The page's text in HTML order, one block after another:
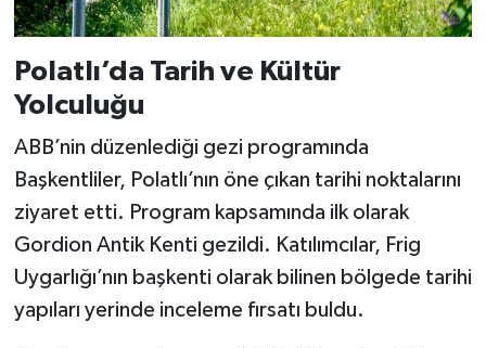
Polatlı’da Tarih ve Kültür
Yolculuğu
ABB’nin düzenlediği gezi programında
Başkentliler, Polatlı’nın öne çıkan tarihi noktalarını
ziyaret etti. Program kapsamında ilk olarak
Gordion Antik Kenti gezildi. Katılımcılar, Frig
Uygarlığı’nın başkenti olarak bilinen bölgede tarihi
yapıları yerinde inceleme fırsatı buldu.